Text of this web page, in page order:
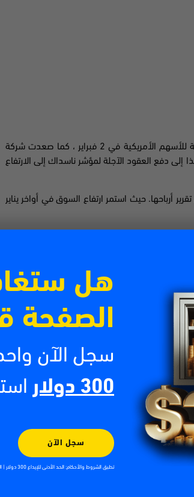
في 2 فبراير ، كما صعدت شركة
القوية. وأدى هذا إلى دفع العقود الآجلة لمؤشر ناسداك إلى الارتفاع
بلاتفورمز الشركة الأم لـ فيسبوك الأم بنسبة 3 ٪ قبل تقرير أرباحها. حيث استمر ارتفاع السوق في أواخر يناير
يجيب فريد رزاق ، كبير استراتيجي التداول في
النمو خلال العامين الماضيين غير مستدام. لذا
أو
هل
الصفحة
سجل الآن
300 دولار
سجل الآن
تطبق الشروط والأحكام: الحد الأدنى للإيداع 300 دولار | الحد الأعلى للمكافأة 300 دولار